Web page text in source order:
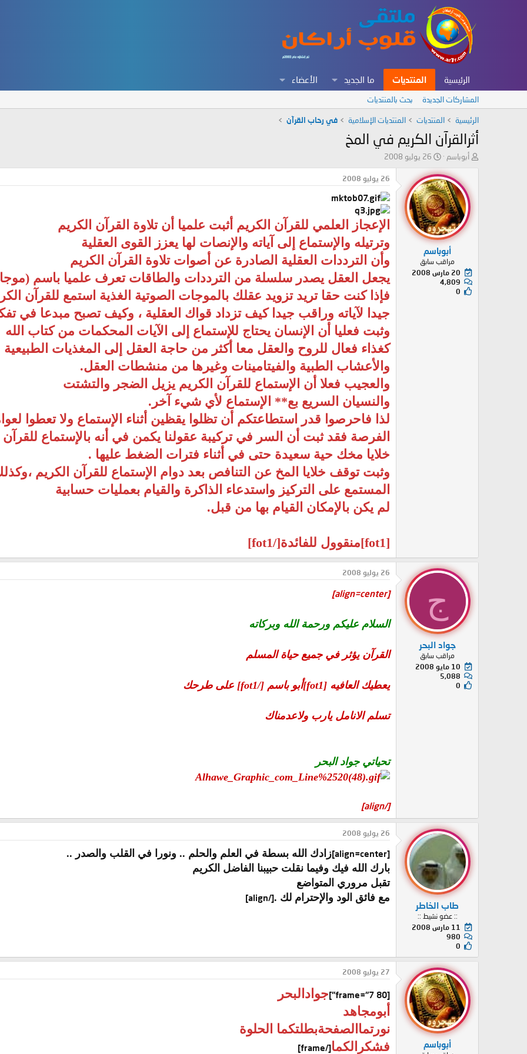
الرئيسية المنتديات ما الجديد الأعضاء
المشاركات الجديدة بحث بالمنتديات
الرئيسية المنتديات المنتديات الإسلامية في رحاب القرآن
أثرالقرآن الكريم في المخ
ب
ئ
ا
ل
م
و
أبوباسم
ت
ر
ي
خ
ا
ل
ب
د
ء
26 يوليو 2008
أبوباسم
مراقب سابق
20 مارس 2008
4,809
0
26 يوليو 2008
الإعجاز العلمي للقرآن الكريم أثبت علميا أن تلاوة القرآن الكريم
وترتيله والإستماع إلى آياته والإنصات لها يعزز القوى العقلية
وأن الترددات العقلية الصادرة عن أصوات تلاوة القرآن الكريم
يجعل العقل يصدر سلسلة من الترددات والطاقات تعرف علميا باسم
فإذا كنت حقا تريد تزويد عقلك بالموجات الصوتية الغذية استمع للقرآن
جيدا لآياته وراقب جيدا كيف تزداد قواك العقلية ، وكيف تصبح مبدعا في
وثبت فعليا أن الإنسان يحتاج للإستماع إلى الآيات المحكمات من كتاب الله
كغذاء فعال للروح والعقل معا أكثر من حاجة العقل إلى المغذيات الطبيعية
والأعشاب الطبية والفيتامينات وغيرها من منشطات العقل.
والعجيب فعلا أن الإستماع للقرآن الكريم يزيل الضجر والتشتت
والنسيان السريع بع** الإستماع لأي شيء آخر.
لذا فاحرصوا قدر استطاعتكم أن تظلوا يقظين أثناء الإستماع ولا تعطوا
الفرصة فقد ثبت أن السر في تركيبة عقولنا يكمن في أنه بالإستماع للقرآن
خلايا مخك حية سعيدة حتى في أثناء فترات الضغط عليها .
وثبت توقف خلايا المخ عن التنافص بعد دوام الإستماع للقرآن الكريم
المستمع على التركيز واستدعاء الذاكرة والقيام بعمليات حسابية
لم يكن بالإمكان القيام بها من قبل.
[fot1]منقوول للفائدة[/fot1]
ج
جواد البحر
مراقب سابق
10 مايو 2008
5,088
0
26 يوليو 2008
[align=center]
السلام عليكم ورحمة الله وبركاته
القرآن يؤثر في جميع حياة المسلم
يعطيك العافيه [fot1]أبو باسم [/fot1] على طرحك
تسلم الانامل يارب ولاعدمناك
تحياتي جواد البحر
[/align]
طاب الخاطر
:: عضو نشيط ::
11 مارس 2008
980
0
26 يوليو 2008
[align=center]
زادك الله بسطة في العلم والحلم .. ونورا في القلب والصدر ..
بارك الله فيك وفيما نقلت حبيبنا الفاضل الكريم
تقبل مروري المتواضع
مع فائق الود والإحترام لك .[/align]
أبوباسم
27 يوليو 2008
[frame="7 80"]
جوادالبحر
أبومجاهد
نورتماالصفحةبطلتكما الحلوة
فشكرالكما[/frame]